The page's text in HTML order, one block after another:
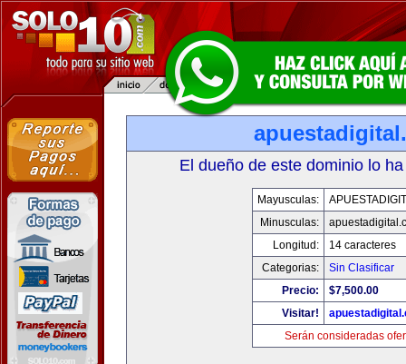
El dueño de este dominio lo
Mayusculas:
Minusculas:
Longitud:
14 caracteres
Categorias:
Sin Clasificar
Precio:
$7,500.00
Visitar!
Serán consideradas